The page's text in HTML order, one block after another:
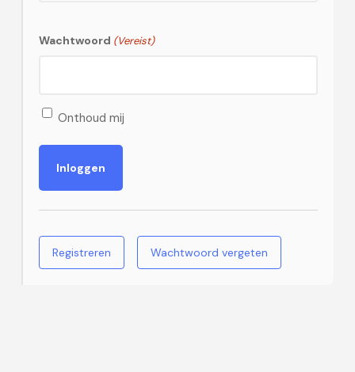
Wachtwoord (Vereist)
Onthoud mij
Registreren Wachtwoord vergeten